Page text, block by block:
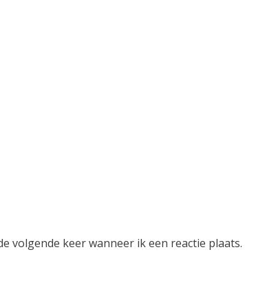
volgende keer wanneer ik een reactie plaats.